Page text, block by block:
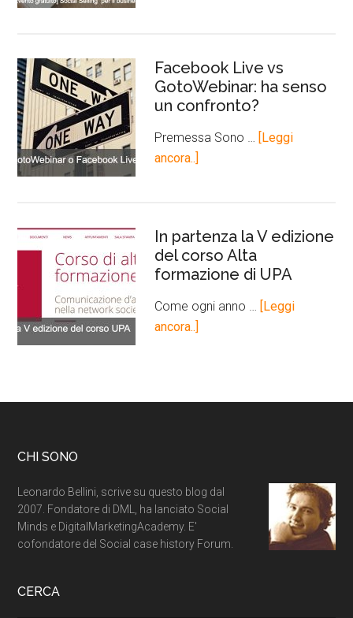
Facebook Live vs
GotoWebinar: ha senso
un confronto?
Premessa Sono … [Leggi
ancora..]
In partenza la V edizione
del corso Alta
formazione di UPA
Come ogni anno … [Leggi
ancora..]
CHI SONO
Leonardo Bellini, scrive su questo blog dal
2007. Fondatore di DML, ha lanciato Social
Minds e DigitalMarketingAcademy. E'
cofondatore del Social case history Forum.
CERCA